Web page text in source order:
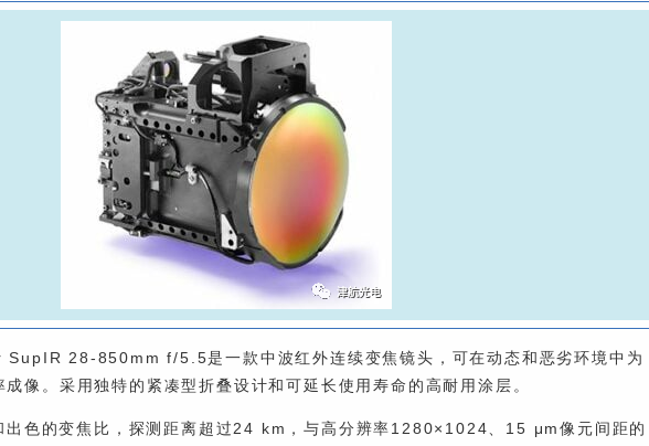
28-850mm f/5.5是一款中波红外连续变焦镜头，可在动态和恶劣环境中为
像。采用独特的紧凑型折叠设计和可延长使用寿命的高耐用涂层。
的变焦比，探测距离超过24 km，与高分辨率1280×1024、15 μm像元间距的